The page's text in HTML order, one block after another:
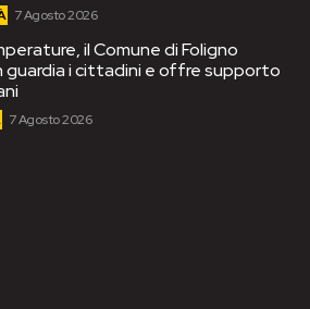
7 Agosto 2026
il Comune di Foligno
i cittadini e offre supporto
7 Agosto 2026